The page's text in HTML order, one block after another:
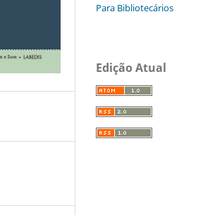
Para Bibliotecários
Edição Atual